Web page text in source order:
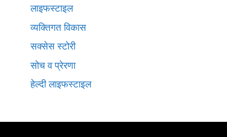
लाइफस्टाइल
व्यक्तिगत विकास
सक्सेस स्टोरी
सोच व प्रेरणा
हेल्दी लाइफस्टाइल